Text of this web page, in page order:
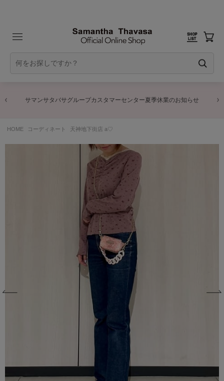
サマンサタバサグループカスタマーセンター夏季休業のお知らせ
HOME コーディネート 天神地下街店 a♡